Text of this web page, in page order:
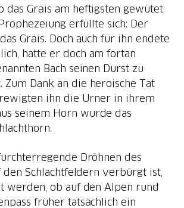
das Gräis am heftigsten gewütet
erfüllte sich: Der
Gräis. Doch auch für ihn endete
hatte er doch am fortan
Bach seinen Durst zu
Zum Dank an die heroische Tat
ihn die Urner in ihrem
seinem Horn wurde das
Dröhnen des
den Schlachtfeldern verbürgt ist,
werden, ob auf den Alpen rund
früher tatsächlich ein